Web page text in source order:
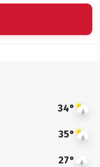
34°
35°
27°